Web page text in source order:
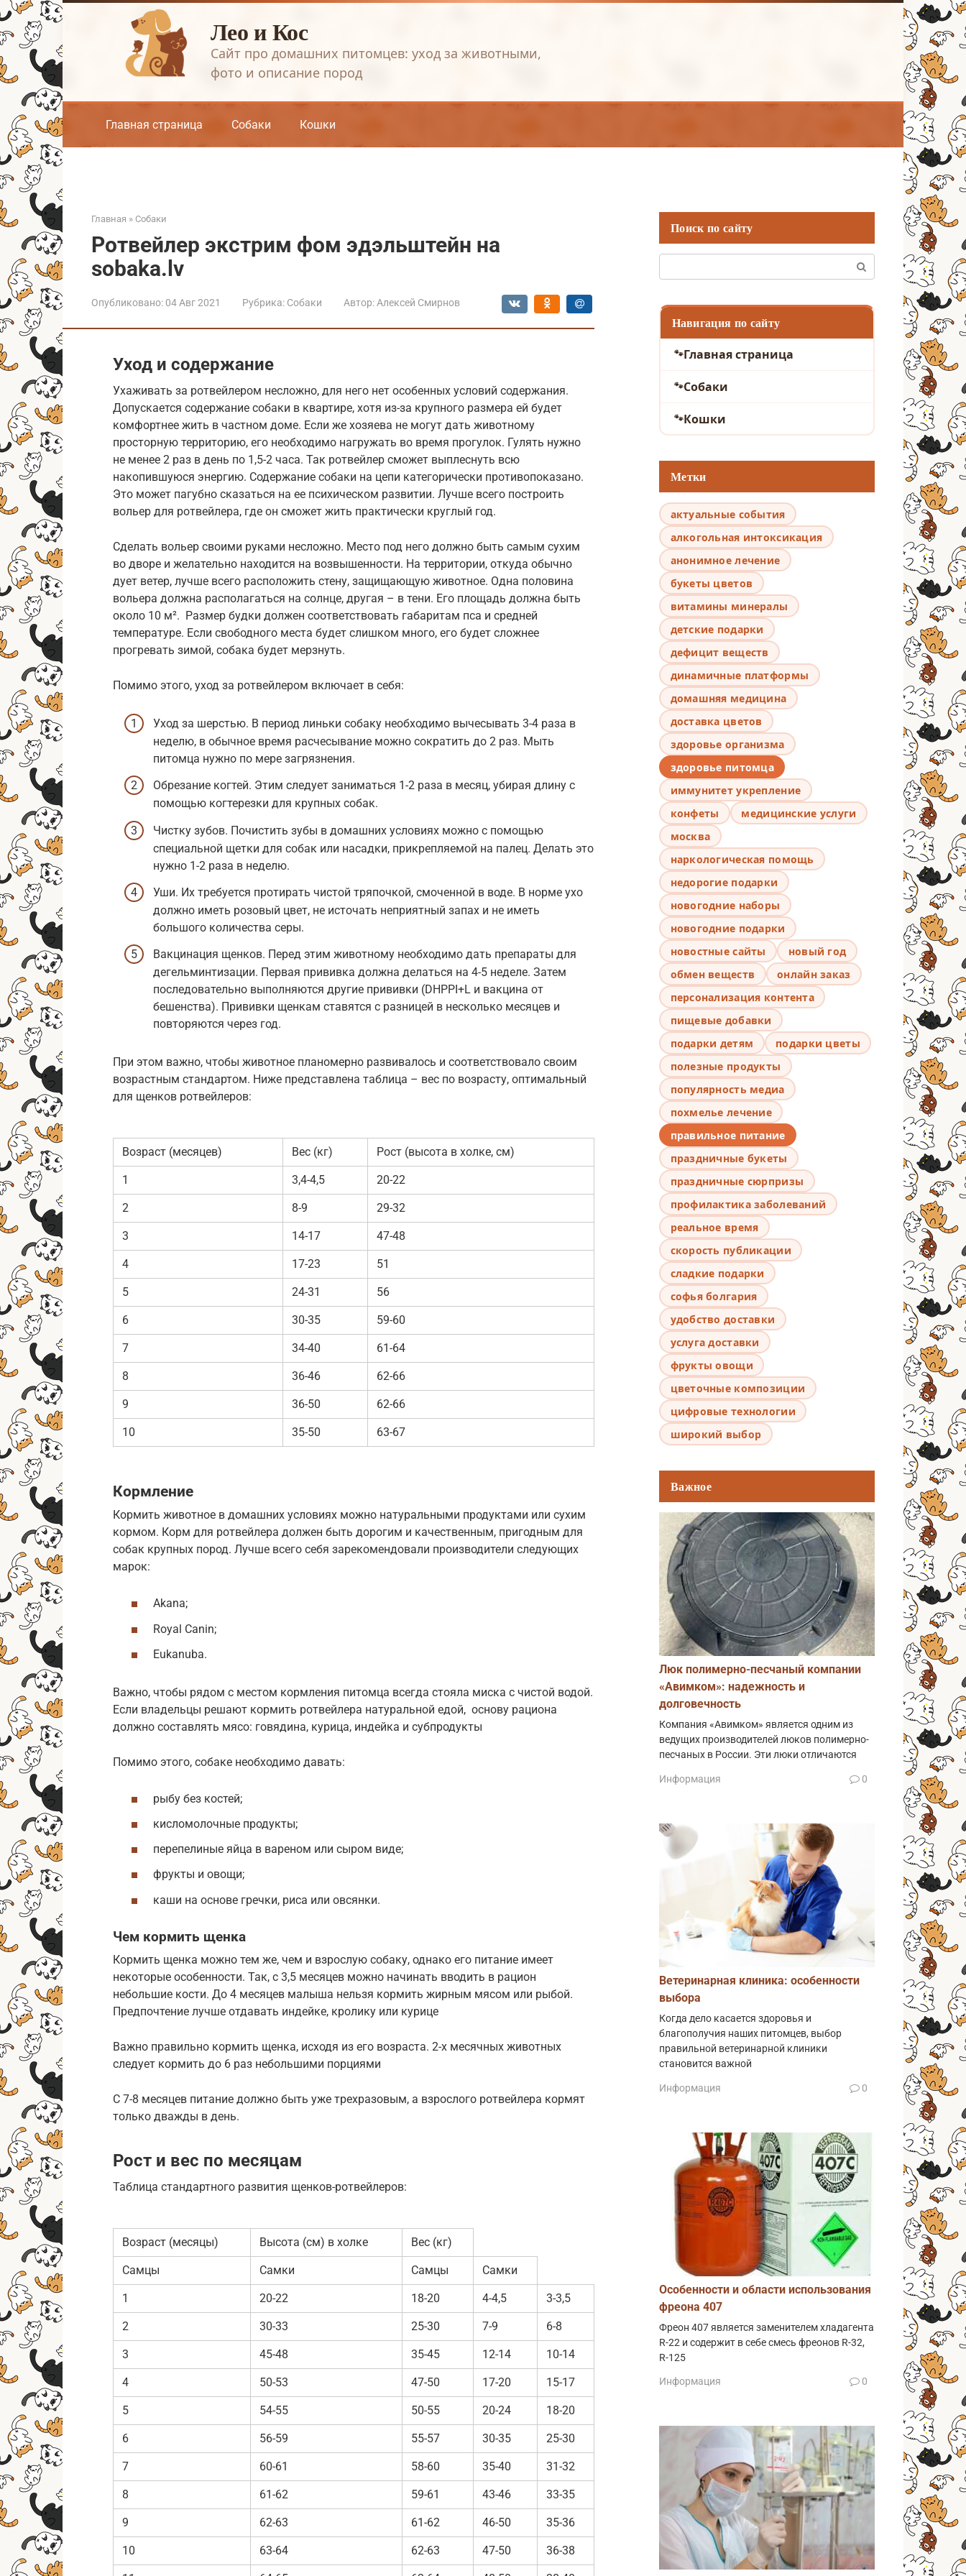
Перейти
к
контенту
Лео и Кос
Сайт про домашних питомцев: уход за животными,
фото и описание пород
Главная страница Собаки Кошки
Главная » Собаки
Ротвейлер экстрим фом эдэльштейн на
sobaka.lv
Опубликовано: 04 Авг 2021 Рубрика: Собаки Автор: Алексей Смирнов
Уход и содержание
Ухаживать за ротвейлером несложно, для него нет особенных условий содержания.
Допускается содержание собаки в квартире, хотя из-за крупного размера ей будет
комфортнее жить в частном доме. Если же хозяева не могут дать животному
просторную территорию, его необходимо нагружать во время прогулок. Гулять нужно
не менее 2 раз в день по 1,5-2 часа. Так ротвейлер сможет выплеснуть всю
накопившуюся энергию. Содержание собаки на цепи категорически противопоказано.
Это может пагубно сказаться на ее психическом развитии. Лучше всего построить
вольер для ротвейлера, где он сможет жить практически круглый год.
Сделать вольер своими руками несложно. Место под него должно быть самым сухим
во дворе и желательно находится на возвышенности. На территории, откуда обычно
дует ветер, лучше всего расположить стену, защищающую животное. Одна половина
вольера должна располагаться на солнце, другая – в тени. Его площадь должна быть
около 10 м². Размер будки должен соответствовать габаритам пса и средней
температуре. Если свободного места будет слишком много, его будет сложнее
прогревать зимой, собака будет мерзнуть.
Помимо этого, уход за ротвейлером включает в себя:
Уход за шерстью. В период линьки собаку необходимо вычесывать 3-4 раза в
неделю, в обычное время расчесывание можно сократить до 2 раз. Мыть
питомца нужно по мере загрязнения.
Обрезание когтей. Этим следует заниматься 1-2 раза в месяц, убирая длину с
помощью когтерезки для крупных собак.
Чистку зубов. Почистить зубы в домашних условиях можно с помощью
специальной щетки для собак или насадки, прикрепляемой на палец. Делать это
нужно 1-2 раза в неделю.
Уши. Их требуется протирать чистой тряпочкой, смоченной в воде. В норме ухо
должно иметь розовый цвет, не источать неприятный запах и не иметь
большого количества серы.
Вакцинация щенков. Перед этим животному необходимо дать препараты для
дегельминтизации. Первая прививка должна делаться на 4-5 неделе. Затем
последовательно выполняются другие прививки (DHPPI+L и вакцина от
бешенства). Прививки щенкам ставятся с разницей в несколько месяцев и
повторяются через год.
При этом важно, чтобы животное планомерно развивалось и соответствовало своим
возрастным стандартом. Ниже представлена таблица – вес по возрасту, оптимальный
для щенков ротвейлеров:
Возраст (месяцев) Вес (кг) Рост (высота в холке, см)
1 3,4-4,5 20-22
2 8-9 29-32
3 14-17 47-48
4 17-23 51
5 24-31 56
6 30-35 59-60
7 34-40 61-64
8 36-46 62-66
9 36-50 62-66
10 35-50 63-67
Кормление
Кормить животное в домашних условиях можно натуральными продуктами или сухим
кормом. Корм для ротвейлера должен быть дорогим и качественным, пригодным для
собак крупных пород. Лучше всего себя зарекомендовали производители следующих
марок:
Akana;
Royal Canin;
Eukanuba.
Важно, чтобы рядом с местом кормления питомца всегда стояла миска с чистой водой.
Если владельцы решают кормить ротвейлера натуральной едой, основу рациона
должно составлять мясо: говядина, курица, индейка и субпродукты
Помимо этого, собаке необходимо давать:
рыбу без костей;
кисломолочные продукты;
перепелиные яйца в вареном или сыром виде;
фрукты и овощи;
каши на основе гречки, риса или овсянки.
Чем кормить щенка
Кормить щенка можно тем же, чем и взрослую собаку, однако его питание имеет
некоторые особенности. Так, с 3,5 месяцев можно начинать вводить в рацион
небольшие кости. До 4 месяцев малыша нельзя кормить жирным мясом или рыбой.
Предпочтение лучше отдавать индейке, кролику или курице
Важно правильно кормить щенка, исходя из его возраста. 2-х месячных животных
следует кормить до 6 раз небольшими порциями
С 7-8 месяцев питание должно быть уже трехразовым, а взрослого ротвейлера кормят
только дважды в день.
Рост и вес по месяцам
Таблица стандартного развития щенков-ротвейлеров:
Возраст (месяцы) Высота (см) в холке Вес (кг)
Самцы Самки Самцы Самки
1 20-22 18-20 4-4,5 3-3,5
2 30-33 25-30 7-9 6-8
3 45-48 35-45 12-14 10-14
4 50-53 47-50 17-20 15-17
5 54-55 50-55 20-24 18-20
6 56-59 55-57 30-35 25-30
7 60-61 58-60 35-40 31-32
8 61-62 59-61 43-46 33-35
9 62-63 61-62 46-50 35-36
10 63-64 62-63 47-50 36-38
Поиск по сайту
Навигация по сайту
Главная страница
Собаки
Кошки
Метки
актуальные события
алкогольная интоксикация
анонимное лечение
букеты цветов
витамины минералы
детские подарки
дефицит веществ
динамичные платформы
домашняя медицина
доставка цветов
здоровье организма
здоровье питомца
иммунитет укрепление
конфеты
медицинские услуги
москва
наркологическая помощь
недорогие подарки
новогодние наборы
новогодние подарки
новостные сайты
новый год
обмен веществ
онлайн заказ
персонализация контента
пищевые добавки
подарки детям
подарки цветы
полезные продукты
популярность медиа
похмелье лечение
правильное питание
праздничные букеты
праздничные сюрпризы
профилактика заболеваний
реальное время
скорость публикации
сладкие подарки
софья болгария
удобство доставки
услуга доставки
фрукты овощи
цветочные композиции
цифровые технологии
широкий выбор
Важное
Люк полимерно-песчаный компании
«Авимком»: надежность и
долговечность
Компания «Авимком» является одним из
ведущих производителей люков полимерно-
песчаных в России. Эти люки отличаются
Информация 0
Ветеринарная клиника: особенности
выбора
Когда дело касается здоровья и
благополучия наших питомцев, выбор
правильной ветеринарной клиники
становится важной
Информация 0
Особенности и области использования
фреона 407
Фреон 407 является заменителем хладагента
R-22 и содержит в себе смесь фреонов R-32,
R-125
Информация 0